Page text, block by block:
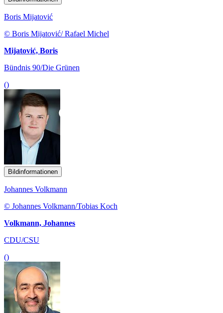
Boris Mijatović
© Boris Mijatović/ Rafael Michel
Mijatović, Boris
Bündnis 90/Die Grünen
()
Bildinformationen
Johannes Volkmann
© Johannes Volkmann/Tobias Koch
Volkmann, Johannes
CDU/CSU
()